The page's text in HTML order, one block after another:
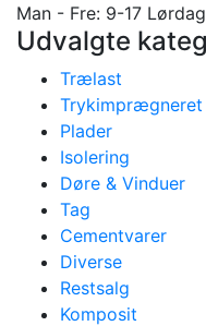
Man - Fre: 9-17
Udvalgte
Trælast
Plader
Isolering
Døre & Vinduer
Tag
Cementvarer
Diverse
Restsalg
Komposit